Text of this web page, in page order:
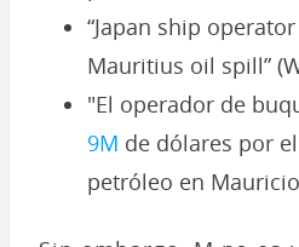
“Japan ship
Mauritius oil spill”
"El operador de
9M de dólares por
petróleo en